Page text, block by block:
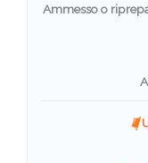
Ammesso o